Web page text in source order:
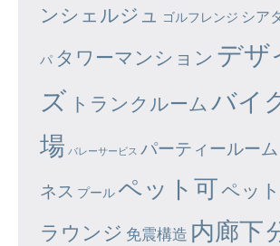
ンシェルジュ
ゴルフレンジ シア
パ タワーマンション デザ
ズ トランクルーム バイ
場 バレーサービス パーティールーム
ネス プール ペット可ペッ
ラウンジ 免震構造 内廊下